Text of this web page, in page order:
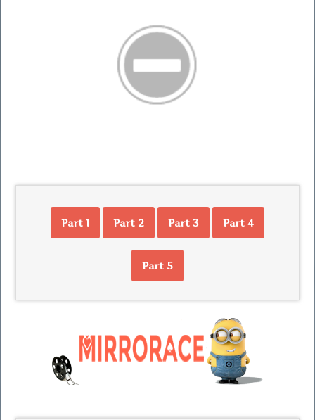
Part 1 Part 2 Part 3 Part 4
Part 5